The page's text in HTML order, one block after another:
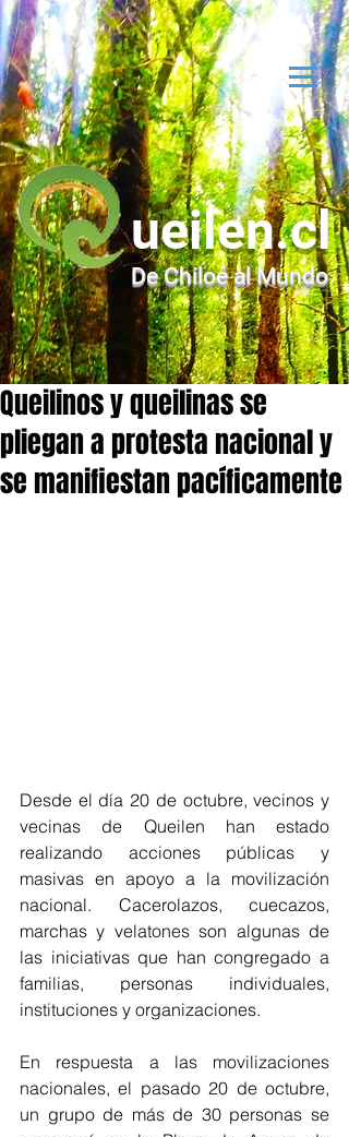
ueilen.cl
De Chiloé al Mundo
Queilinos y queilinas se
pliegan a protesta nacional y
se manifiestan pacíficamente
Desde el día 20 de octubre, vecinos y
vecinas de Queilen han estado
realizando acciones públicas y
masivas en apoyo a la movilización
nacional. Cacerolazos, cuecazos,
marchas y velatones son algunas de
las iniciativas que han congregado a
familias, personas individuales,
instituciones y organizaciones.
En respuesta a las movilizaciones
nacionales, el pasado 20 de octubre,
un grupo de más de 30 personas se